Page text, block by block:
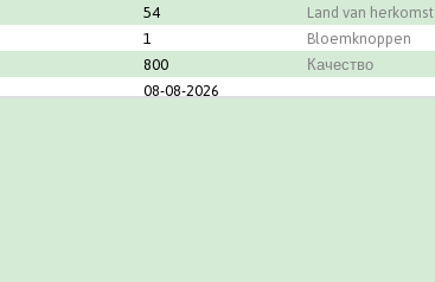
54 Land van herkomst
1 Bloemknoppen
800 Качество
08-08-2026